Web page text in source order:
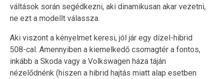
váltások során segédkezni, aki dinamikusan akar vezetni,
ne ezt a modellt válassza.
Aki viszont a kényelmet keresi, jól jár egy dízel-hibrid
508-cal. Amennyiben a kiemelkedő csomagtér a fontos,
inkább a Skoda vagy a Volkswagen háza táján
nézelődnénk (hiszen a hibrid hajtás miatt alap esetben